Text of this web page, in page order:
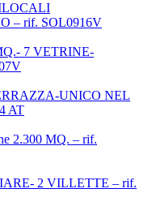
– rif. SOL0916V
7 VETRINE-
UNICO NEL
AT
2.300 MQ. – rif.
2 VILLETTE – rif.